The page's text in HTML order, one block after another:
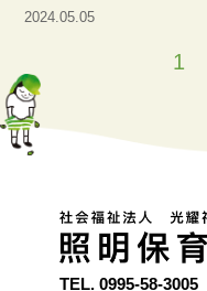
2024.05.05
1
TEL. 0995-58-3005